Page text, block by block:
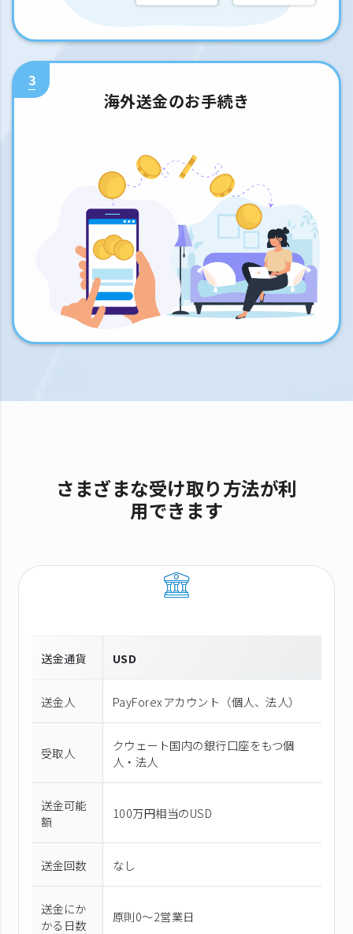
3
海外送金のお手続き
さまざまな受け取り方法が利
用できます
送金通貨 USD
送金人 PayForexアカウント（個⼈、法⼈）
受取人
クウェート国内の銀行口座をもつ個
人・法人
送金可能
額
100万円相当のUSD
送金回数 なし
送金にか
かる日数
原則0〜2営業日